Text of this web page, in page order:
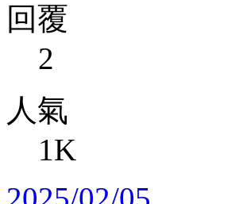
回覆
2
人氣
1K